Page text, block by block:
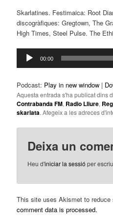
Skarlatines. Festimaica: Root
discogràfiques: Gregtown, The
High Times, Steel Pulse. The
Reproductor
d'àudio
00:00
Podcast: Play in new window |
Aquesta entrada s'ha publicat dins
Contrabanda FM, Radio Lliure,
skarlata. Afegeix a les adreces
Deixa un
Heu d'iniciar la sessió per
This site uses Akismet to reduce
comment data is processed.